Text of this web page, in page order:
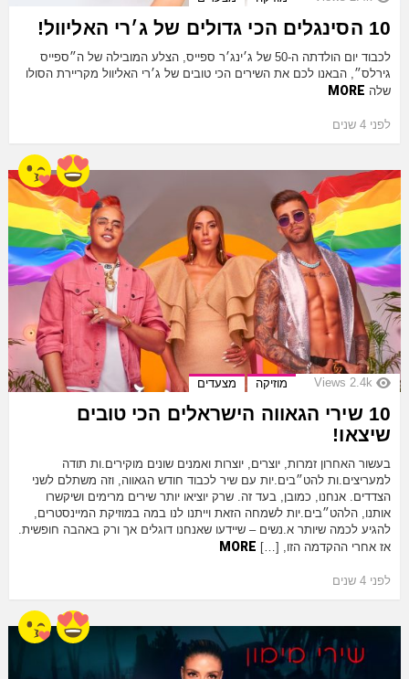
10 הסינגלים הכי גדולים של ג׳רי האליוול!
לכבוד יום הולדתה ה-50 של ג׳ינג׳ר ספייס, הצלע המובילה של ה״ספייס
גירלס״, הבאנו לכם את השירים הכי טובים של ג׳רי האליוול מקריירת הסולו
שלה MORE
לפני 4 שנים
2.4k
Views מוזיקה מצעדים
10 שירי הגאווה הישראלים הכי טובים
שיצאו!
בעשור האחרון זמרות, יוצרים, יוצרות ואמנים שונים מוקירים.ות תודה
למעריצים.ות להט״בים.יות עם שיר לכבוד חודש הגאווה, וזה משתלם לשני
הצדדים. אנחנו, כמובן, בעד זה. שרק יוציאו יותר שירים מרימים ושיקשרו
אותנו, הלהט״בים.יות לשמחה הזאת וייתנו לנו במה במוזיקת המיינסטרים,
להגיע לכמה שיותר א.נשים – שיידעו שאנחנו דוגלים אך ורק באהבה חופשית.
אז אחרי ההקדמה הזו, […] MORE
לפני 4 שנים